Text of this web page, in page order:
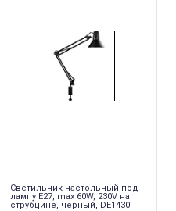
Светильник настольный под
лампу E27, max 60W, 230V на
струбцине, черный, DE1430